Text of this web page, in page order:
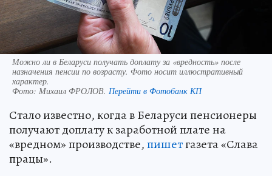
Можно ли в Беларуси получать доплату за «вредность» после
назначения пенсии по возрасту. Фото носит иллюстративный
характер.
Фото: Михаил ФРОЛОВ. Перейти в Фотобанк КП
Стало известно, когда в Беларуси пенсионеры
получают доплату к заработной плате на
«вредном» производстве,пишетгазета «Слава
працы».